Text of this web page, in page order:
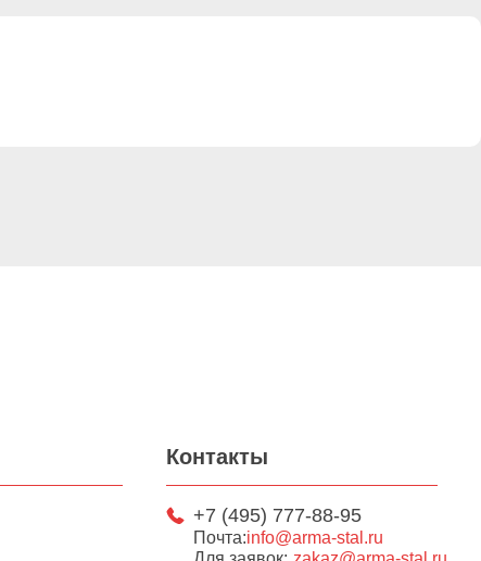
Контакты
+7 (495) 777-88-95
Почта:info@arma-stal.ru